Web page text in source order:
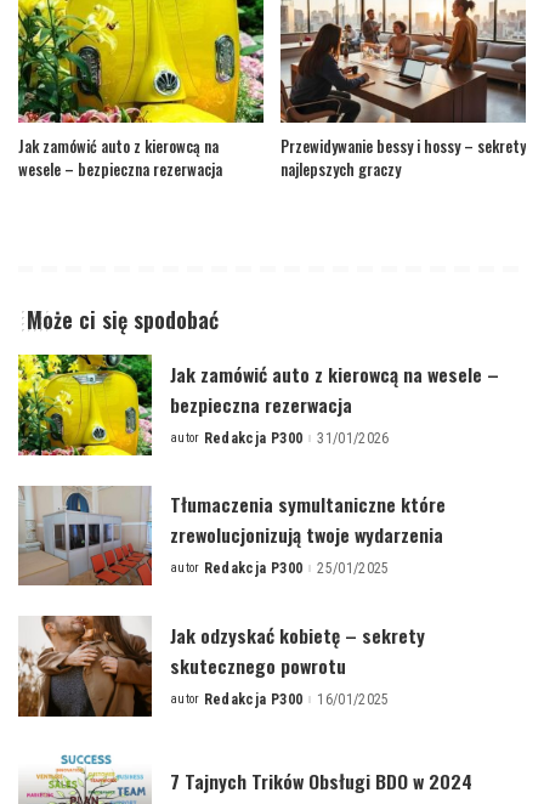
Jak zamówić auto z kierowcą na
wesele – bezpieczna rezerwacja
Przewidywanie bessy i hossy – sekrety
najlepszych graczy
Może ci się spodobać
Jak zamówić auto z kierowcą na wesele –
bezpieczna rezerwacja
Posted
autor Redakcja P300 31/01/2026
Tłumaczenia symultaniczne które
zrewolucjonizują twoje wydarzenia
Posted
autor Redakcja P300 25/01/2025
Jak odzyskać kobietę – sekrety
skutecznego powrotu
Posted
autor Redakcja P300 16/01/2025
7 Tajnych Trików Obsługi BDO w 2024